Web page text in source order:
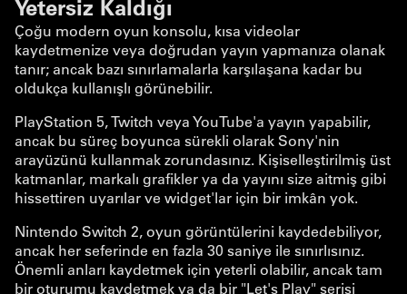
Yetersiz Kaldığı
Çoğu modern oyun konsolu, kısa videolar
kaydetmenize veya doğrudan yayın yapmanıza olanak
tanır; ancak bazı sınırlamalarla karşılaşana kadar bu
oldukça kullanışlı görünebilir.
PlayStation 5, Twitch veya YouTube'a yayın yapabilir,
ancak bu süreç boyunca sürekli olarak Sony'nin
arayüzünü kullanmak zorundasınız. Kişiselleştirilmiş üst
katmanlar, markalı grafikler ya da yayını size aitmiş gibi
hissettiren uyarılar ve widget'lar için bir imkân yok.
Nintendo Switch 2, oyun görüntülerini kaydedebiliyor,
ancak her seferinde en fazla 30 saniye ile sınırlısınız.
Önemli anları kaydetmek için yeterli olabilir, ancak tam
bir oturumu kaydetmek ya da bir "Let's Play" serisi